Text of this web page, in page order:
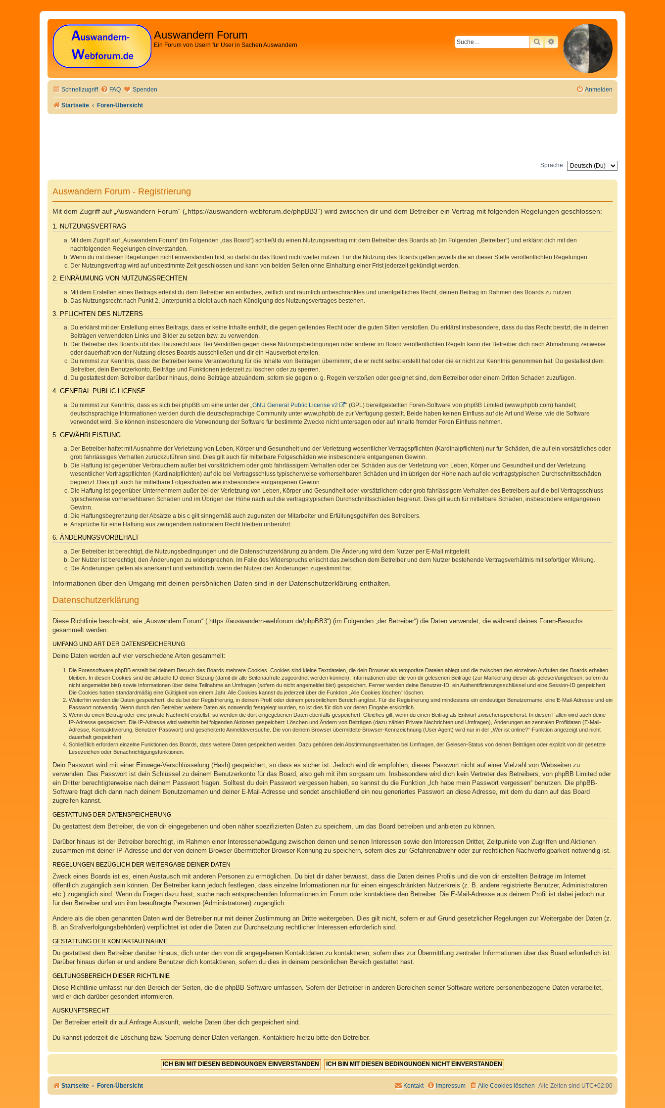
Auswandern Forum
Ein Forum von Usern für User in Sachen Auswandern SUCHEERWEITERTE SUCHE
Schnellzugriff FAQ Spenden Anmelden
Startseite Foren-Übersicht
Sprache:
Auswandern Forum - Registrierung
Mit dem Zugriff auf „Auswandern Forum“ („https://auswandern-webforum.de/phpBB3“) wird zwischen dir und dem Betreiber ein Vertrag mit folgenden Regelungen geschlossen:
1. NUTZUNGSVERTRAG
Mit dem Zugriff auf „Auswandern Forum“ (im Folgenden „das Board“) schließt du einen Nutzungsvertrag mit dem Betreiber des Boards ab (im Folgenden „Betreiber“) und erklärst dich mit den
nachfolgenden Regelungen einverstanden.
Wenn du mit diesen Regelungen nicht einverstanden bist, so darfst du das Board nicht weiter nutzen. Für die Nutzung des Boards gelten jeweils die an dieser Stelle veröffentlichten Regelungen.
Der Nutzungsvertrag wird auf unbestimmte Zeit geschlossen und kann von beiden Seiten ohne Einhaltung einer Frist jederzeit gekündigt werden.
2. EINRÄUMUNG VON NUTZUNGSRECHTEN
Mit dem Erstellen eines Beitrags erteilst du dem Betreiber ein einfaches, zeitlich und räumlich unbeschränktes und unentgeltliches Recht, deinen Beitrag im Rahmen des Boards zu nutzen.
Das Nutzungsrecht nach Punkt 2, Unterpunkt a bleibt auch nach Kündigung des Nutzungsvertrages bestehen.
3. PFLICHTEN DES NUTZERS
Du erklärst mit der Erstellung eines Beitrags, dass er keine Inhalte enthält, die gegen geltendes Recht oder die guten Sitten verstoßen. Du erklärst insbesondere, dass du das Recht besitzt, die in deinen
Beiträgen verwendeten Links und Bilder zu setzen bzw. zu verwenden.
Der Betreiber des Boards übt das Hausrecht aus. Bei Verstößen gegen diese Nutzungsbedingungen oder anderer im Board veröffentlichten Regeln kann der Betreiber dich nach Abmahnung zeitweise
oder dauerhaft von der Nutzung dieses Boards ausschließen und dir ein Hausverbot erteilen.
Du nimmst zur Kenntnis, dass der Betreiber keine Verantwortung für die Inhalte von Beiträgen übernimmt, die er nicht selbst erstellt hat oder die er nicht zur Kenntnis genommen hat. Du gestattest dem
Betreiber, dein Benutzerkonto, Beiträge und Funktionen jederzeit zu löschen oder zu sperren.
Du gestattest dem Betreiber darüber hinaus, deine Beiträge abzuändern, sofern sie gegen o. g. Regeln verstoßen oder geeignet sind, dem Betreiber oder einem Dritten Schaden zuzufügen.
4. GENERAL PUBLIC LICENSE
Du nimmst zur Kenntnis, dass es sich bei phpBB um eine unter der „ GNU General Public License v2
“ (GPL) bereitgestellten Foren-Software von phpBB Limited (www.phpbb.com) handelt;
deutschsprachige Informationen werden durch die deutschsprachige Community unter www.phpbb.de zur Verfügung gestellt. Beide haben keinen Einfluss auf die Art und Weise, wie die Software
verwendet wird. Sie können insbesondere die Verwendung der Software für bestimmte Zwecke nicht untersagen oder auf Inhalte fremder Foren Einfluss nehmen.
5. GEWÄHRLEISTUNG
Der Betreiber haftet mit Ausnahme der Verletzung von Leben, Körper und Gesundheit und der Verletzung wesentlicher Vertragspflichten (Kardinalpflichten) nur für Schäden, die auf ein vorsätzliches oder
grob fahrlässiges Verhalten zurückzuführen sind. Dies gilt auch für mittelbare Folgeschäden wie insbesondere entgangenen Gewinn.
Die Haftung ist gegenüber Verbrauchern außer bei vorsätzlichem oder grob fahrlässigem Verhalten oder bei Schäden aus der Verletzung von Leben, Körper und Gesundheit und der Verletzung
wesentlicher Vertragspflichten (Kardinalpflichten) auf die bei Vertragsschluss typischerweise vorhersehbaren Schäden und im übrigen der Höhe nach auf die vertragstypischen Durchschnittsschäden
begrenzt. Dies gilt auch für mittelbare Folgeschäden wie insbesondere entgangenen Gewinn.
Die Haftung ist gegenüber Unternehmern außer bei der Verletzung von Leben, Körper und Gesundheit oder vorsätzlichem oder grob fahrlässigem Verhalten des Betreibers auf die bei Vertragsschluss
typischerweise vorhersehbaren Schäden und im Übrigen der Höhe nach auf die vertragstypischen Durchschnittsschäden begrenzt. Dies gilt auch für mittelbare Schäden, insbesondere entgangenen
Gewinn.
Die Haftungsbegrenzung der Absätze a bis c gilt sinngemäß auch zugunsten der Mitarbeiter und Erfüllungsgehilfen des Betreibers.
Ansprüche für eine Haftung aus zwingendem nationalem Recht bleiben unberührt.
6. ÄNDERUNGSVORBEHALT
Der Betreiber ist berechtigt, die Nutzungsbedingungen und die Datenschutzerklärung zu ändern. Die Änderung wird dem Nutzer per E-Mail mitgeteilt.
Der Nutzer ist berechtigt, den Änderungen zu widersprechen. Im Falle des Widerspruchs erlischt das zwischen dem Betreiber und dem Nutzer bestehende Vertragsverhältnis mit sofortiger Wirkung.
Die Änderungen gelten als anerkannt und verbindlich, wenn der Nutzer den Änderungen zugestimmt hat.
Informationen über den Umgang mit deinen persönlichen Daten sind in der Datenschutzerklärung enthalten.
Datenschutzerklärung
Diese Richtlinie beschreibt, wie „Auswandern Forum“ („https://auswandern-webforum.de/phpBB3“) (im Folgenden „der Betreiber“) die Daten verwendet, die während deines Foren-Besuchs
gesammelt werden.
UMFANG UND ART DER DATENSPEICHERUNG
Deine Daten werden auf vier verschiedene Arten gesammelt:
Die Forensoftware phpBB erstellt bei deinem Besuch des Boards mehrere Cookies. Cookies sind kleine Textdateien, die dein Browser als temporäre Dateien ablegt und die zwischen den einzelnen Aufrufen des Boards erhalten
bleiben. In diesen Cookies sind die aktuelle ID deiner Sitzung (damit dir alle Seitenaufrufe zugeordnet werden können), Informationen über die von dir gelesenen Beiträge (zur Markierung dieser als gelesen/ungelesen; sofern du
nicht angemeldet bist) sowie Informationen über deine Teilnahme an Umfragen (sofern du nicht angemeldet bist) gespeichert. Ferner werden deine Benutzer-ID, ein Authentifizierungsschlüssel und eine Session-ID gespeichert.
Die Cookies haben standardmäßig eine Gültigkeit von einem Jahr. Alle Cookies kannst du jederzeit über die Funktion „Alle Cookies löschen“ löschen.
Weiterhin werden die Daten gespeichert, die du bei der Registrierung, in deinem Profil oder deinem persönlichem Bereich angibst. Für die Registrierung sind mindestens ein eindeutiger Benutzername, eine E-Mail-Adresse und ein
Passwort notwendig. Wenn durch den Betreiber weitere Daten als notwendig festgelegt wurden, so ist dies für dich vor deren Eingabe ersichtlich.
Wenn du einen Beitrag oder eine private Nachricht erstellst, so werden die dort eingegebenen Daten ebenfalls gespeichert. Gleiches gilt, wenn du einen Beitrag als Entwurf zwischenspeicherst. In diesen Fällen wird auch deine
IP-Adresse gespeichert. Die IP-Adresse wird weiterhin bei folgenden Aktionen gespeichert: Löschen und Ändern von Beiträgen (dazu zählen Private Nachrichten und Umfragen), Änderungen an zentralen Profildaten (E-Mail-
Adresse, Kontoaktivierung, Benutzer-Passwort) und gescheiterte Anmeldeversuche. Die von deinem Browser übermittelte Browser-Kennzeichnung (User Agent) wird nur in der „Wer ist online?“-Funktion angezeigt und nicht
dauerhaft gespeichert.
Schließlich erfordern einzelne Funktionen des Boards, dass weitere Daten gespeichert werden. Dazu gehören dein Abstimmungsverhalten bei Umfragen, der Gelesen-Status von deinen Beiträgen oder explizit von dir gesetzte
Lesezeichen oder Benachrichtigungsfunktionen.
Dein Passwort wird mit einer Einwege-Verschlüsselung (Hash) gespeichert, so dass es sicher ist. Jedoch wird dir empfohlen, dieses Passwort nicht auf einer Vielzahl von Webseiten zu
verwenden. Das Passwort ist dein Schlüssel zu deinem Benutzerkonto für das Board, also geh mit ihm sorgsam um. Insbesondere wird dich kein Vertreter des Betreibers, von phpBB Limited oder
ein Dritter berechtigterweise nach deinem Passwort fragen. Solltest du dein Passwort vergessen haben, so kannst du die Funktion „Ich habe mein Passwort vergessen“ benutzen. Die phpBB-
Software fragt dich dann nach deinem Benutzernamen und deiner E-Mail-Adresse und sendet anschließend ein neu generiertes Passwort an diese Adresse, mit dem du dann auf das Board
zugreifen kannst.
GESTATTUNG DER DATENSPEICHERUNG
Du gestattest dem Betreiber, die von dir eingegebenen und oben näher spezifizierten Daten zu speichern, um das Board betreiben und anbieten zu können.
Darüber hinaus ist der Betreiber berechtigt, im Rahmen einer Interessenabwägung zwischen deinen und seinen Interessen sowie den Interessen Dritter, Zeitpunkte von Zugriffen und Aktionen
zusammen mit deiner IP-Adresse und der von deinem Browser übermittelter Browser-Kennung zu speichern, sofern dies zur Gefahrenabwehr oder zur rechtlichen Nachverfolgbarkeit notwendig ist.
REGELUNGEN BEZÜGLICH DER WEITERGABE DEINER DATEN
Zweck eines Boards ist es, einen Austausch mit anderen Personen zu ermöglichen. Du bist dir daher bewusst, dass die Daten deines Profils und die von dir erstellten Beiträge im Internet
öffentlich zugänglich sein können. Der Betreiber kann jedoch festlegen, dass einzelne Informationen nur für einen eingeschränkten Nutzerkreis (z. B. andere registrierte Benutzer, Administratoren
etc.) zugänglich sind. Wenn du Fragen dazu hast, suche nach entsprechenden Informationen im Forum oder kontaktiere den Betreiber. Die E-Mail-Adresse aus deinem Profil ist dabei jedoch nur
für den Betreiber und von ihm beauftragte Personen (Administratoren) zugänglich.
Andere als die oben genannten Daten wird der Betreiber nur mit deiner Zustimmung an Dritte weitergeben. Dies gilt nicht, sofern er auf Grund gesetzlicher Regelungen zur Weitergabe der Daten (z.
B. an Strafverfolgungsbehörden) verpflichtet ist oder die Daten zur Durchsetzung rechtlicher Interessen erforderlich sind.
GESTATTUNG DER KONTAKTAUFNAHME
Du gestattest dem Betreiber darüber hinaus, dich unter den von dir angegebenen Kontaktdaten zu kontaktieren, sofern dies zur Übermittlung zentraler Informationen über das Board erforderlich ist.
Darüber hinaus dürfen er und andere Benutzer dich kontaktieren, sofern du dies in deinem persönlichen Bereich gestattet hast.
GELTUNGSBEREICH DIESER RICHTLINIE
Diese Richtlinie umfasst nur den Bereich der Seiten, die die phpBB-Software umfassen. Sofern der Betreiber in anderen Bereichen seiner Software weitere personenbezogene Daten verarbeitet,
wird er dich darüber gesondert informieren.
AUSKUNFTSRECHT
Der Betreiber erteilt dir auf Anfrage Auskunft, welche Daten über dich gespeichert sind.
Du kannst jederzeit die Löschung bzw. Sperrung deiner Daten verlangen. Kontaktiere hierzu bitte den Betreiber.
Startseite Foren-Übersicht Alle Zeiten sind UTC+02:00
Alle Cookies löschen
Impressum
Kontakt